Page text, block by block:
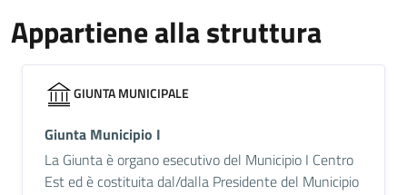
Appartiene alla struttura
GIUNTA MUNICIPALE
Giunta Municipio I
La Giunta è organo esecutivo del Municipio I Centro
Est ed è costituita dal/dalla Presidente del Municipio